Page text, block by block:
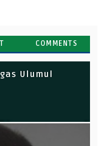
COMMENTS
Siyasah
Ulumul
15, ke 16 UAS
Solat